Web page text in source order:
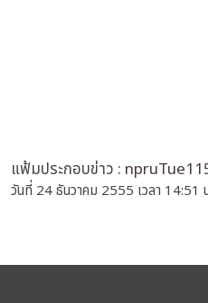
แฟ้มประกอบข่าว :
วันที่ 24 ธันวาคม 2555 เวลา 14:51